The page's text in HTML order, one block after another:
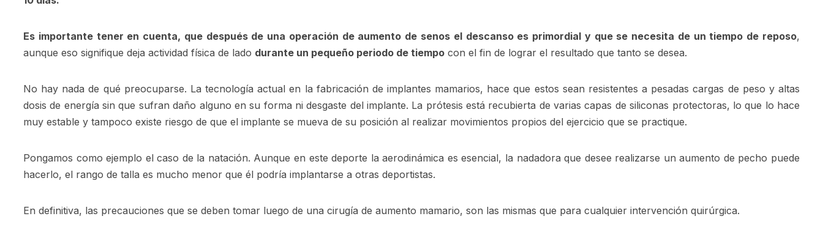
Es importante tener en cuenta, que después de una operación de aumento de senos el descanso es primordial y que se necesita de un tiempo de reposo,
aunque eso signifique deja actividad física de lado durante un pequeño periodo de tiempo con el fin de lograr el resultado que tanto se desea.
No hay nada de qué preocuparse. La tecnología actual en la fabricación de implantes mamarios, hace que estos sean resistentes a pesadas cargas de peso y altas
dosis de energía sin que sufran daño alguno en su forma ni desgaste del implante. La prótesis está recubierta de varias capas de siliconas protectoras, lo que lo hace
muy estable y tampoco existe riesgo de que el implante se mueva de su posición al realizar movimientos propios del ejercicio que se practique.
Pongamos como ejemplo el caso de la natación. Aunque en este deporte la aerodinámica es esencial, la nadadora que desee realizarse un aumento de pecho puede
hacerlo, el rango de talla es mucho menor que él podría implantarse a otras deportistas.
En definitiva, las precauciones que se deben tomar luego de una cirugía de aumento mamario, son las mismas que para cualquier intervención quirúrgica.